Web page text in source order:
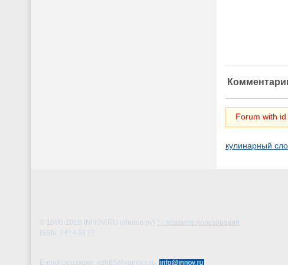
Forum with
кулинарный
© 1996-2018 INNOV.RU (Иннов.ру) * - правила пользования
ISSN: 2414-5122
E-mail редакции: vzh85@yandex.ru,